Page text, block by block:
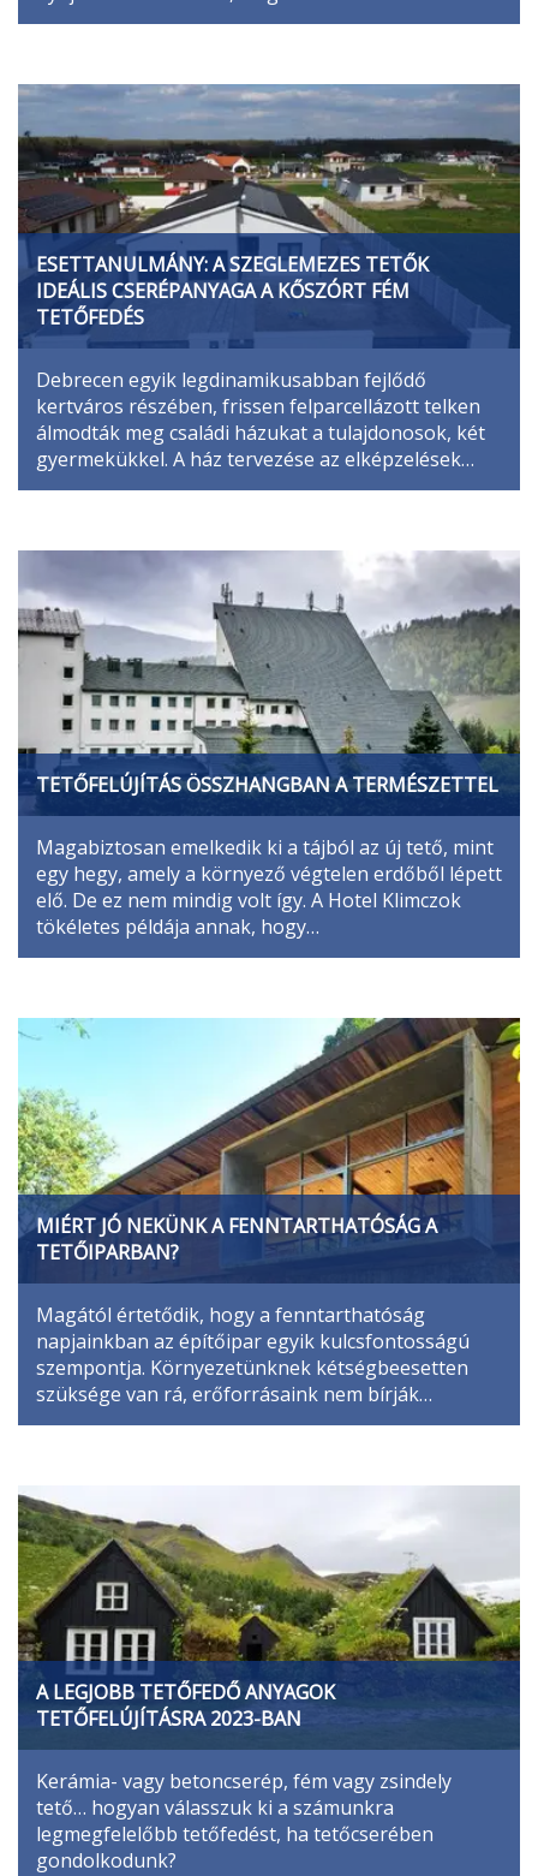
ESETTANULMÁNY: A SZEGLEMEZES TETŐK
IDEÁLIS CSERÉPANYAGA A KŐSZÓRT FÉM
TETŐFEDÉS
Debrecen egyik legdinamikusabban fejlődő
kertváros részében, frissen felparcellázott telken
álmodták meg családi házukat a tulajdonosok, két
gyermekükkel. A ház tervezése az elképzelések…
TETŐFELÚJÍTÁS ÖSSZHANGBAN A TERMÉSZETTEL
Magabiztosan emelkedik ki a tájból az új tető, mint
egy hegy, amely a környező végtelen erdőből lépett
elő. De ez nem mindig volt így. A Hotel Klimczok
tökéletes példája annak, hogy…
MIÉRT JÓ NEKÜNK A FENNTARTHATÓSÁG A
TETŐIPARBAN?
Magától értetődik, hogy a fenntarthatóság
napjainkban az építőipar egyik kulcsfontosságú
szempontja. Környezetünknek kétségbeesetten
szüksége van rá, erőforrásaink nem bírják…
A LEGJOBB TETŐFEDŐ ANYAGOK
TETŐFELÚJÍTÁSRA 2023-BAN
Kerámia- vagy betoncserép, fém vagy zsindely
tető… hogyan válasszuk ki a számunkra
legmegfelelőbb tetőfedést, ha tetőcserében
gondolkodunk?